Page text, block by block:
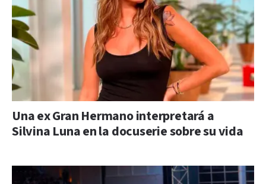
Una ex Gran Hermano interpretará a
Silvina Luna en la docuserie sobre su vida